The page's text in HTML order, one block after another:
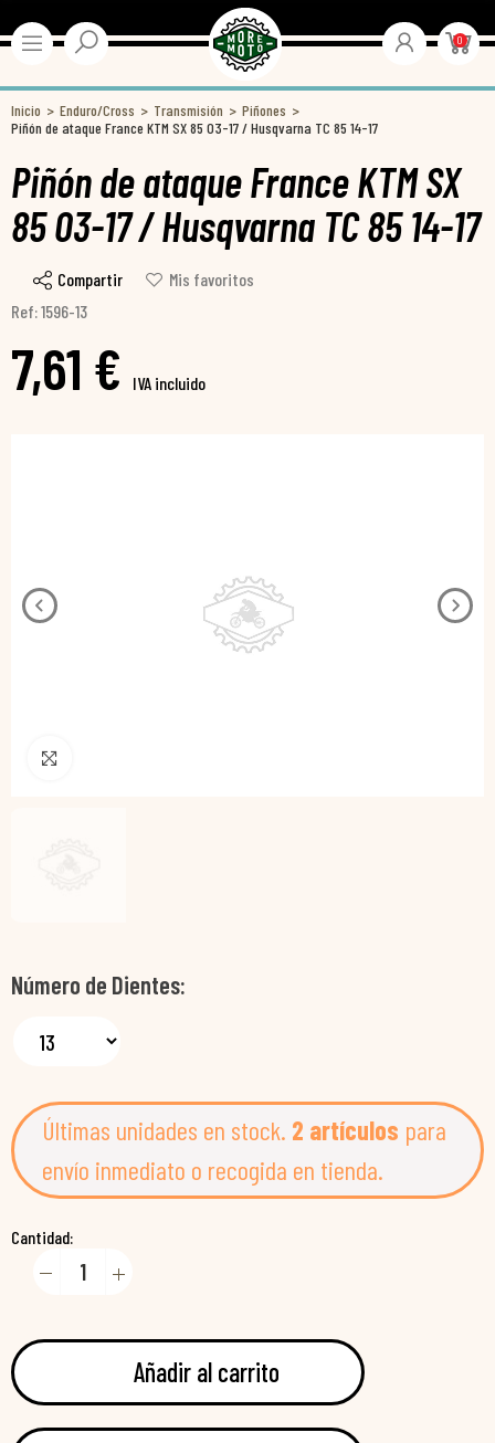
0
Inicio Enduro/Cross Transmisión
Piñones
Piñón de ataque France KTM SX 85 03-17 / Husqvarna TC 85 14-17
Piñón de ataque France KTM SX
85 03-17 / Husqvarna TC 85 14-17
Compartir
Mis favoritos
Ref: 1596-13
7,61 € IVA incluido
Número de Dientes
Últimas unidades en stock. 2 artículos para
envío inmediato o recogida en tienda.
Cantidad:
Añadir al carrito